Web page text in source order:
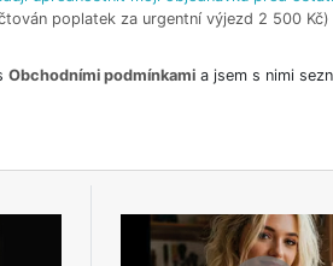
poplatek za urgentní výjezd 2 500 Kč)
Obchodními podmínkamia jsem s nimi